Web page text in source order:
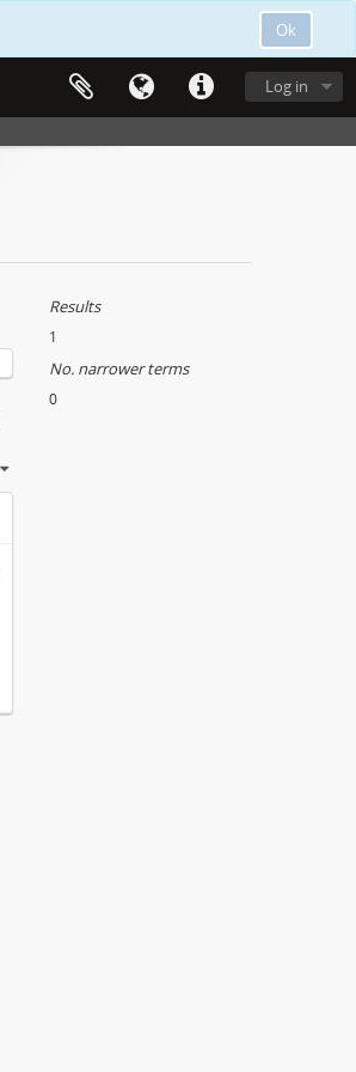
Ok
Log in
Results
1
No. narrower terms
0